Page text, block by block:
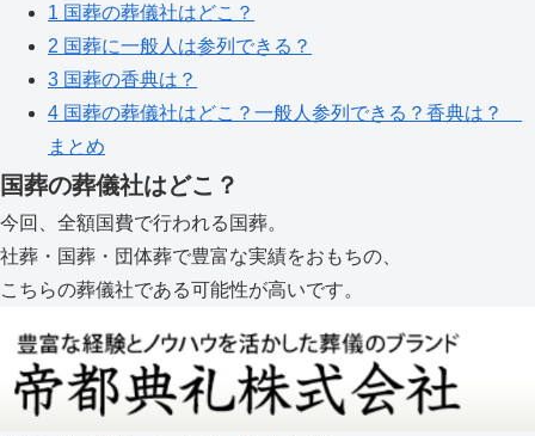
1 国葬の葬儀社はどこ？
2 国葬に一般人は参列できる？
3 国葬の香典は？
4 国葬の葬儀社はどこ？一般人参列できる？香典は？
まとめ
国葬の葬儀社はどこ？
今回、全額国費で行われる国葬。
社葬・国葬・団体葬で豊富な実績をおもちの、
こちらの葬儀社である可能性が高いです。